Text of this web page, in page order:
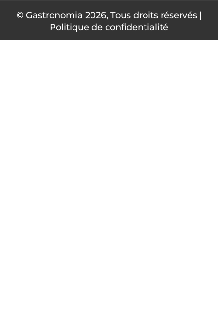
o
k
d
n
g
r
a
© Gastronomia 2026, Tous droits réservés |
Politique de confidentialité